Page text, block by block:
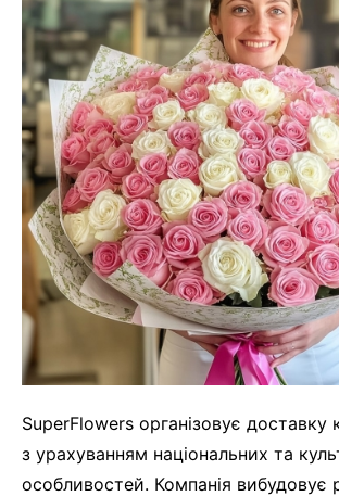
SuperFlowers організовує доставку
з урахуванням національних та
особливостей. Компанія вибудовує